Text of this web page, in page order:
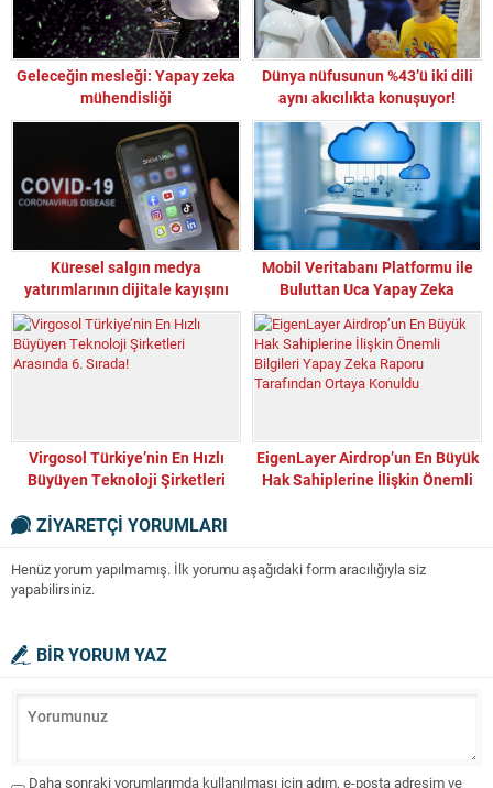
Geleceğin mesleği: Yapay zeka
mühendisliği
Dünya nüfusunun %43’ü iki dili
aynı akıcılıkta konuşuyor!
Küresel salgın medya
yatırımlarının dijitale kayışını
artırdı
Mobil Veritabanı Platformu ile
Buluttan Uca Yapay Zeka
Virgosol Türkiye’nin En Hızlı
Büyüyen Teknoloji Şirketleri
EigenLayer Airdrop’un En Büyük
Hak Sahiplerine İlişkin Önemli
ZİYARETÇİ YORUMLARI
Henüz yorum yapılmamış. İlk yorumu aşağıdaki form aracılığıyla siz
yapabilirsiniz.
BİR YORUM YAZ
Daha sonraki yorumlarımda kullanılması için adım, e-posta adresim ve